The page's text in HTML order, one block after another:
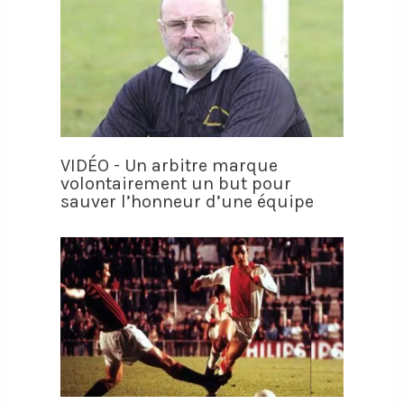
VIDÉO - Un arbitre marque
volontairement un but pour
sauver l’honneur d’une équipe